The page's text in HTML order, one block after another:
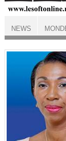
ACCUEIL
NEWS